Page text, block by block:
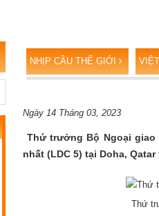
NHỊP CẦU THẾ GIỚI
Ngày 14 Tháng 03, 2023
Thứ trưởng Bộ Ngoại
nhất (LDC 5) tại Doha,
Thứ